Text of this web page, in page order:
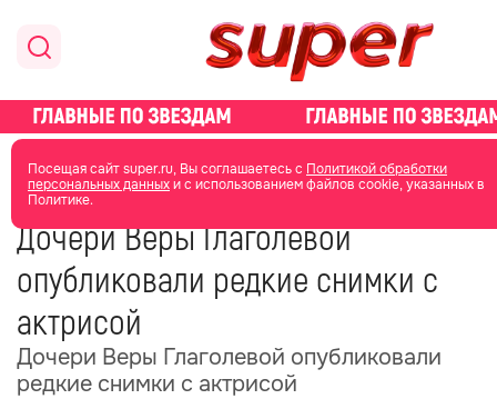
Посещая сайт super.ru, Вы соглашаетесь с Политикой обработки
персональных данныхи с использованием файлов cookie, указанных в
Политике.
главная новости о звездах новости
01 декабря 2025
Дочери Веры Глаголевой
опубликовали редкие снимки с
актрисой
Дочери Веры Глаголевой опубликовали
редкие снимки с актрисой